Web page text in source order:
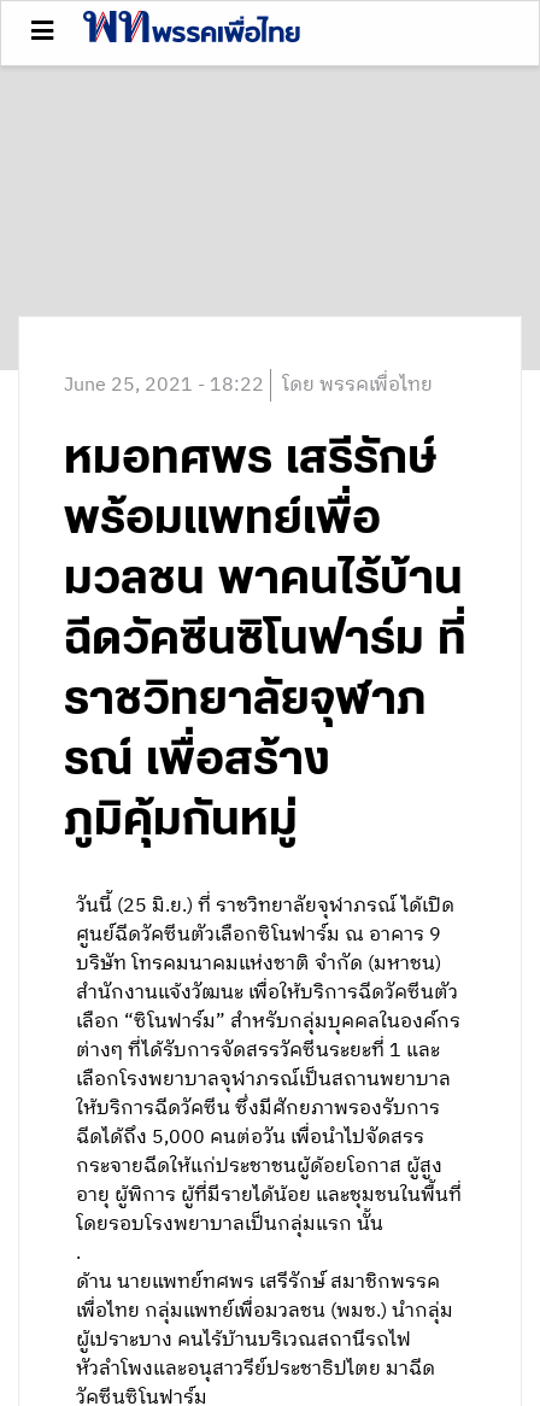
June 25, 2021 - 18:22 โดย พรรคเพื่อไทย
หมอทศพร เสรีรักษ์
พร้อมแพทย์เพื่อ
มวลชน พาคนไร้บ้าน
ฉีดวัคซีนซิโนฟาร์ม ที่
ราชวิทยาลัยจุฬาภ
รณ์ เพื่อสร้าง
ภูมิคุ้มกันหมู่
วันนี้ (25 มิ.ย.) ที่ ราชวิทยาลัยจุฬาภรณ์ ได้เปิด
ศูนย์ฉีดวัคซีนตัวเลือกซิโนฟาร์ม ณ อาคาร 9
บริษัท โทรคมนาคมแห่งชาติ จำกัด (มหาชน)
สำนักงานแจ้งวัฒนะ เพื่อให้บริการฉีดวัคซีนตัว
เลือก “ซิโนฟาร์ม” สำหรับกลุ่มบุคคลในองค์กร
ต่างๆ ที่ได้รับการจัดสรรวัคซีนระยะที่ 1 และ
เลือกโรงพยาบาลจุฬาภรณ์เป็นสถานพยาบาล
ให้บริการฉีดวัคซีน ซึ่งมีศักยภาพรองรับการ
ฉีดได้ถึง 5,000 คนต่อวัน เพื่อนำไปจัดสรร
กระจายฉีดให้แก่ประชาชนผู้ด้อยโอกาส ผู้สูง
อายุ ผู้พิการ ผู้ที่มีรายได้น้อย และชุมชนในพื้นที่
โดยรอบโรงพยาบาลเป็นกลุ่มแรก นั้น
.
ด้าน นายแพทย์ทศพร เสรีรักษ์ สมาชิกพรรค
เพื่อไทย กลุ่มแพทย์เพื่อมวลชน (พมช.) นำกลุ่ม
ผู้เปราะบาง คนไร้บ้านบริเวณสถานีรถไฟ
หัวลำโพงและอนุสาวรีย์ประชาธิปไตย มาฉีด
วัคซีนซิโนฟาร์ม